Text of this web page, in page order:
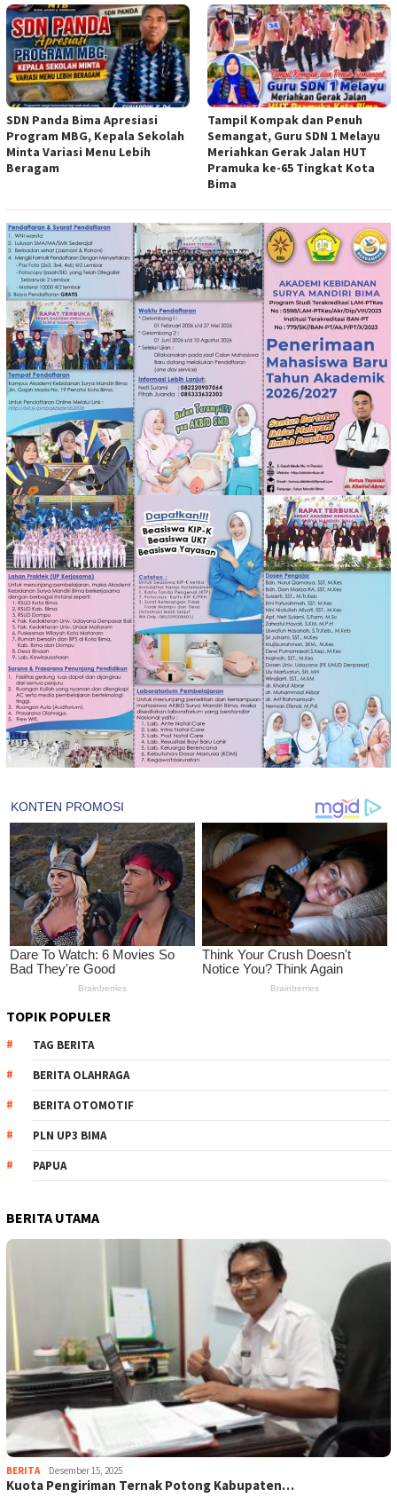
SDN Panda Bima Apresiasi
Program MBG, Kepala Sekolah
Minta Variasi Menu Lebih
Beragam
Tampil Kompak dan Penuh
Semangat, Guru SDN 1 Melayu
Meriahkan Gerak Jalan HUT
Pramuka ke-65 Tingkat Kota
Bima
TOPIK POPULER
TAG BERITA
BERITA OLAHRAGA
BERITA OTOMOTIF
PLN UP3 BIMA
PAPUA
BERITA UTAMA
BERITA Desember 15, 2025
Kuota Pengiriman Ternak Potong Kabupaten…